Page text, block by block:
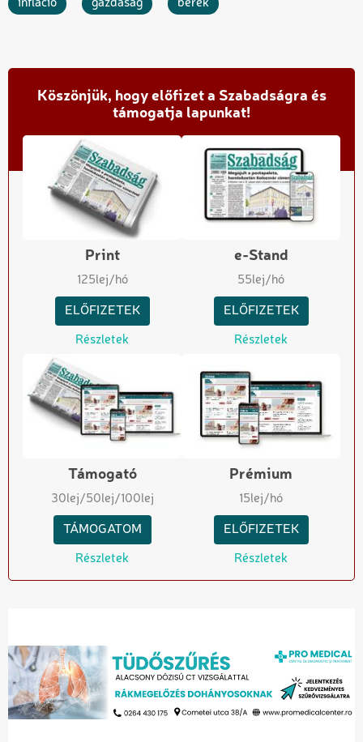
infláció gazdaság bérek
Köszönjük, hogy előfizet a Szabadságra és
támogatja lapunkat!
Print
125lej/hó
ELŐFIZETEK
Részletek
e-Stand
55lej/hó
ELŐFIZETEK
Részletek
Támogató
30lej/50lej/100lej
TÁMOGATOM
Részletek
Prémium
15lej/hó
ELŐFIZETEK
Részletek